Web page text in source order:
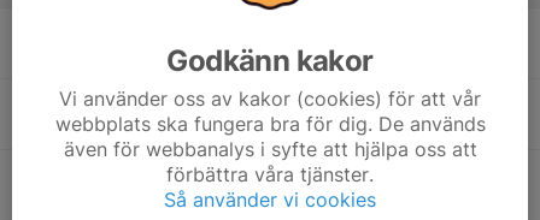
Godkänn kakor
Vi använder oss av kakor (cookies) för att vår
webbplats ska fungera bra för dig. De används
även för webbanalys i syfte att hjälpa oss att
förbättra våra tjänster.
Så använder vi cookies